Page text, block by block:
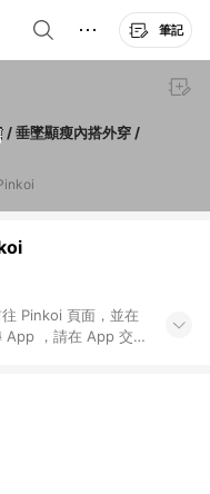
筆記
/ 垂墜顯瘦內搭外穿 /
Pinkoi 頁面，並在
App ，請在 App 交
購優惠，P coins，
APP 請更新至